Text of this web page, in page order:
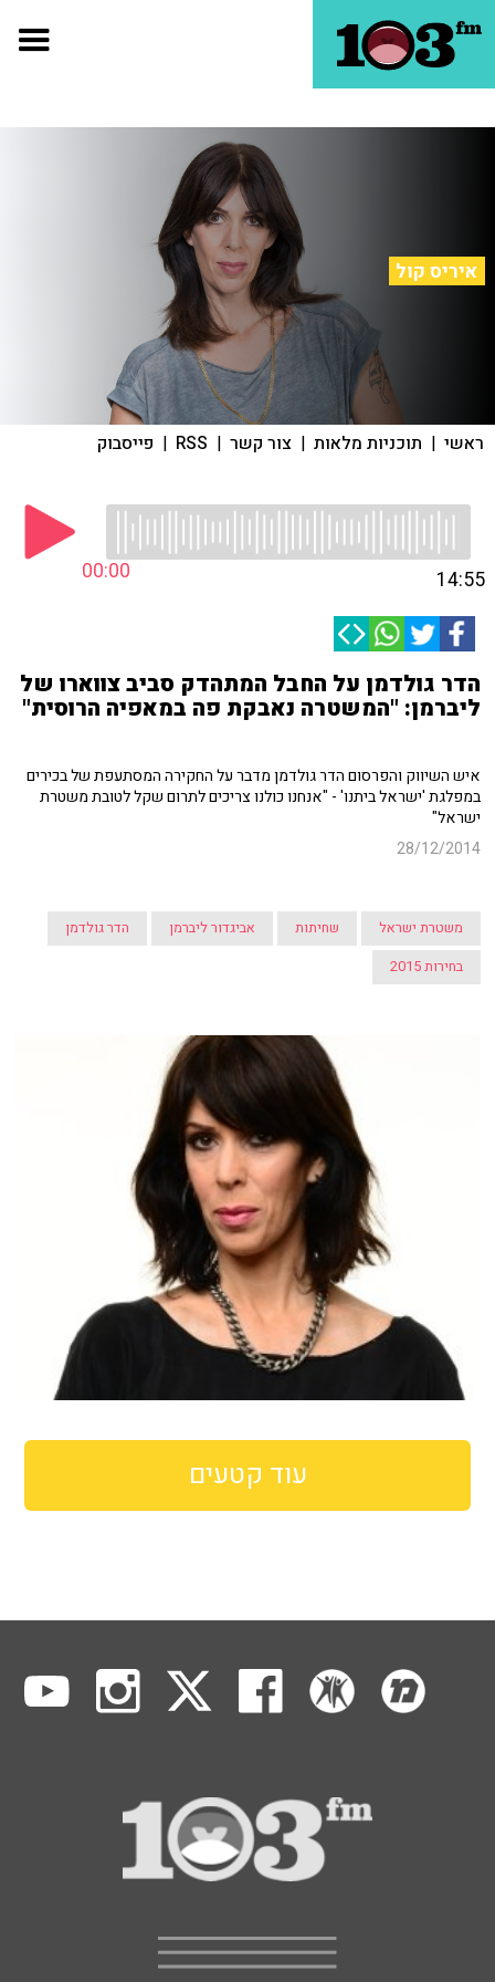
איריס קול
ראשי | תוכניות מלאות | צור קשר |
RSS
| פייסבוק
00:00 14:55
הדר גולדמן על החבל המתהדק סביב צווארו של
ליברמן: "המשטרה נאבקת פה במאפיה הרוסית"
איש השיווק והפרסום הדר גולדמן מדבר על החקירה המסתעפת של בכירים
במפלגת 'ישראל ביתנו' - "אנחנו כולנו צריכים לתרום שקל לטובת משטרת
ישראל"
28/12/2014
משטרת ישראל שחיתות אביגדור ליברמן
הדר גולדמן
בחירות 2015
עוד קטעים